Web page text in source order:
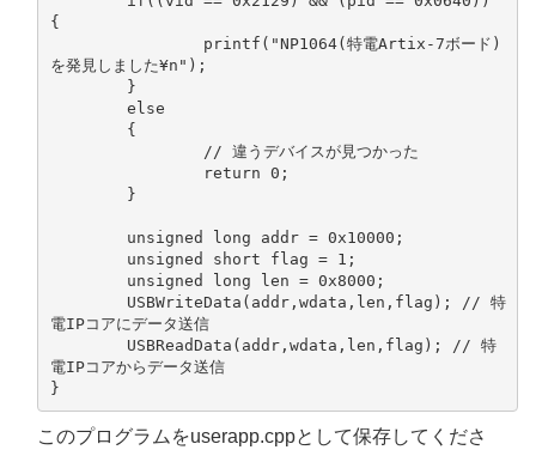
{
を発見しました¥n");
電IPコアにデータ送信
電IPコアからデータ送信
このプログラムをuserapp.cppとして保存してくださ